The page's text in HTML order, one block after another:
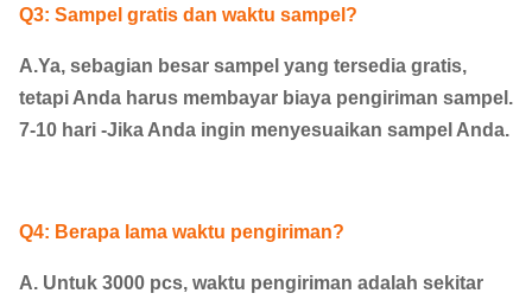
Q3: Sampel gratis dan waktu sampel?
A.Ya, sebagian besar sampel yang tersedia gratis,
tetapi Anda harus membayar biaya pengiriman sampel.
7-10 hari -Jika Anda ingin menyesuaikan sampel Anda.
Q4: Berapa lama waktu pengiriman?
A. Untuk 3000 pcs, waktu pengiriman adalah sekitar